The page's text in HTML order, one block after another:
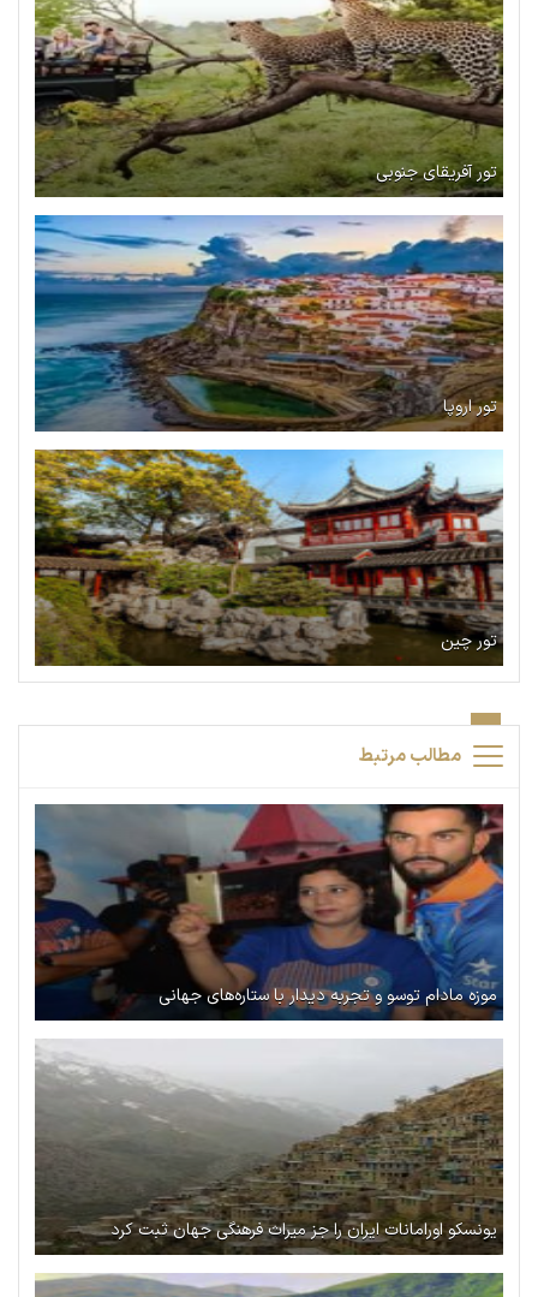
تور آفریقای جنوبی
تور اروپا
تور چین
مطالب مرتبط
موزه مادام توسو و تجربه دیدار با ستاره‌های جهانی
یونسکو اورامانات ایران را جز میراث فرهنگی جهان ثبت کرد